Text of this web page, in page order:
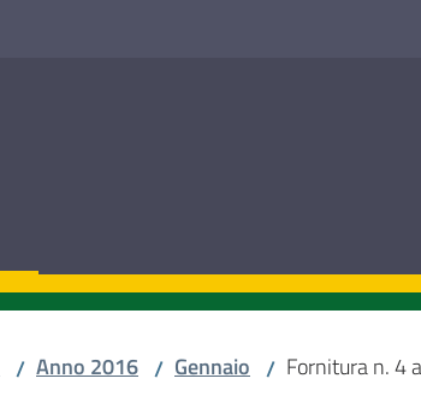
/ Anno 2016 / Gennaio / Fornitura n. 4